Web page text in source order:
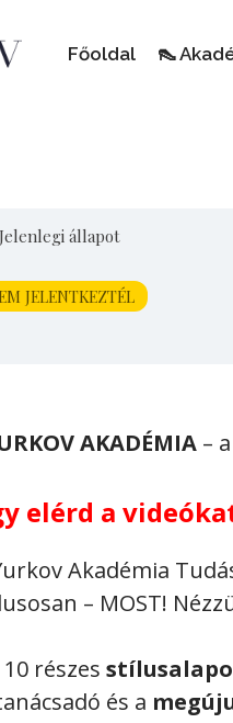
Főoldal 👠
Jelenlegi állapot
JELENTKEZTÉL
AKADÉMIA –
elérd a
Akadémia
– MOST!
részes
és a